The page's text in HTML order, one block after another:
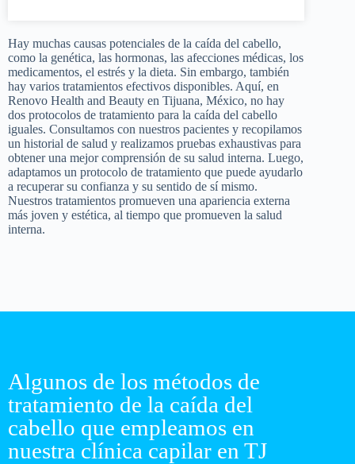
Hay muchas causas potenciales de la caída del cabello,
como la genética, las hormonas, las afecciones médicas, los
medicamentos, el estrés y la dieta. Sin embargo, también
hay varios tratamientos efectivos disponibles. Aquí, en
Renovo Health and Beauty en Tijuana, México, no hay
dos protocolos de tratamiento para la caída del cabello
iguales. Consultamos con nuestros pacientes y recopilamos
un historial de salud y realizamos pruebas exhaustivas para
obtener una mejor comprensión de su salud interna. Luego,
adaptamos un protocolo de tratamiento que puede ayudarlo
a recuperar su confianza y su sentido de sí mismo.
Nuestros tratamientos promueven una apariencia externa
más joven y estética, al tiempo que promueven la salud
interna.
Algunos de los métodos de
tratamiento de la caída del
cabello que empleamos en
nuestra clínica capilar en TJ